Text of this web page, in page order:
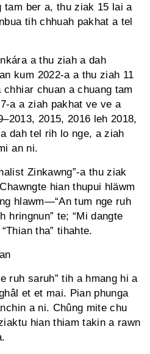
tam ber a, thu ziak 15 lai a
tih chhuah pakhat a tel
a thu ziah a dah
kum 2022-a a thu ziah 11
chuan a chuang tam
a a ziah pakhat ve ve a
2015, 2016 leh 2018,
dah tel rih lo nge, a ziah
an ni.
Zinkawng”-a thu ziak
hian thupui hläwm
hlawm—“An tum nge ruh
hringnun” te; “Mi dangte
tha” tihahte.
ruh saruh” tih a hmang hi a
et et mai. Pian phunga
a ni. Chûng mite chu
hian thiam takin a rawn